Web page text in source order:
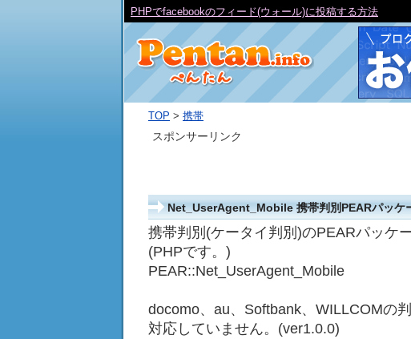
TOP > 携帯
Net_UserAgent_Mobile 携帯判別PEARパッケ
携帯判別(ケータイ判別)のPEARパッケー
(PHPです。)
PEAR::Net_UserAgent_Mobile
docomo、au、Softbank、WILLCOMの
対応していません。(ver1.0.0)
スポンサーリンク
PHPでfacebookのフィード(ウォール)に投稿する方法